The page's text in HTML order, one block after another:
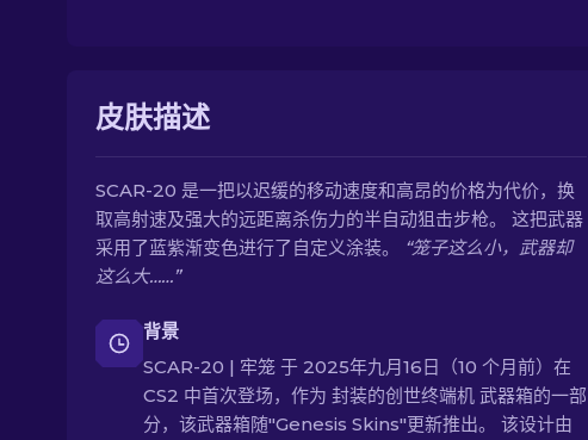
皮肤描述
SCAR-20 是一把以迟缓的移动速度和高昂的价格为代价，换
取高射速及强大的远距离杀伤力的半自动狙击步枪。 这把武器
采用了蓝紫渐变色进行了自定义涂装。
“笼子这么小，武器却
这么大……”
背景
SCAR-20 | 牢笼 于 2025年九月16日（10 个月前）在
CS2 中首次登场，作为 封装的创世终端机 武器箱的一部
分，该武器箱随"Genesis Skins"更新推出。 该设计由